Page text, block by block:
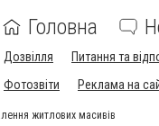
Головна
Дозвілля Питання та
Фотозвіти
Реклама на
житлових масивів